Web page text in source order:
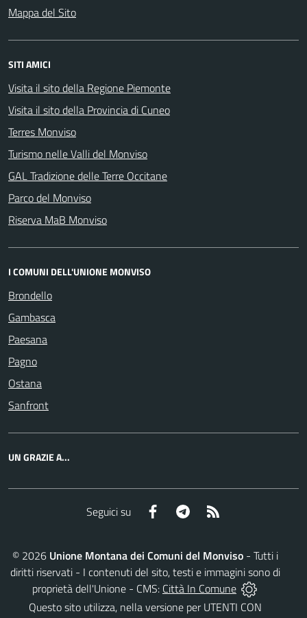
Mappa del Sito
SITI AMICI
Visita il sito della Regione Piemonte
Visita il sito della Provincia di Cuneo
Terres Monviso
Turismo nelle Valli del Monviso
GAL Tradizione delle Terre Occitane
Parco del Monviso
Riserva MaB Monviso
I COMUNI DELL'UNIONE MONVISO
Brondello
Gambasca
Paesana
Pagno
Ostana
Sanfront
UN GRAZIE A...
Seguici su Facebook Telegram
© 2026 Unione Montana dei Comuni del Monviso - Tutti i
diritti riservati - I contenuti del sito, testi e immagini sono di
proprietà dell'Unione - CMS: Città In Comune
Questo sito utilizza, nella versione per UTENTI CON